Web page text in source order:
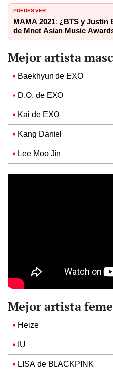
PUEDES VER:
MAMA 2021: ¿BTS y Justin
de Mnet Asian Music
Mejor artista
Baekhyun de EXO
D.O. de EXO
Kai de EXO
Kang Daniel
Lee Moo Jin
Mejor artista
Heize
IU
LISA de BLACKPINK